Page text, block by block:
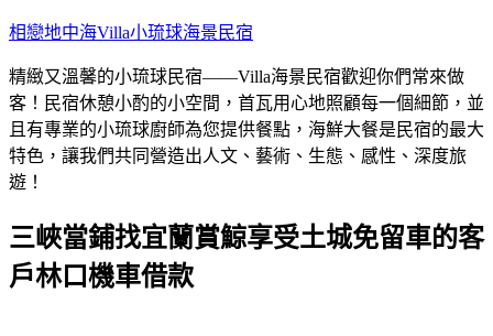
跳
主
要
內
容
相戀地中海Villa小琉球海景民宿
精緻又溫馨的小琉球民宿——Villa海景民宿歡迎你們常來做
客！民宿休憩小酌的小空間，首瓦用心地照顧每一個細節，並
且有專業的小琉球廚師為您提供餐點，海鮮大餐是民宿的最大
特色，讓我們共同營造出人文、藝術、生態、感性、深度旅
遊！
三峽當鋪找宜蘭賞鯨享受土城免留車的客
戶林口機車借款